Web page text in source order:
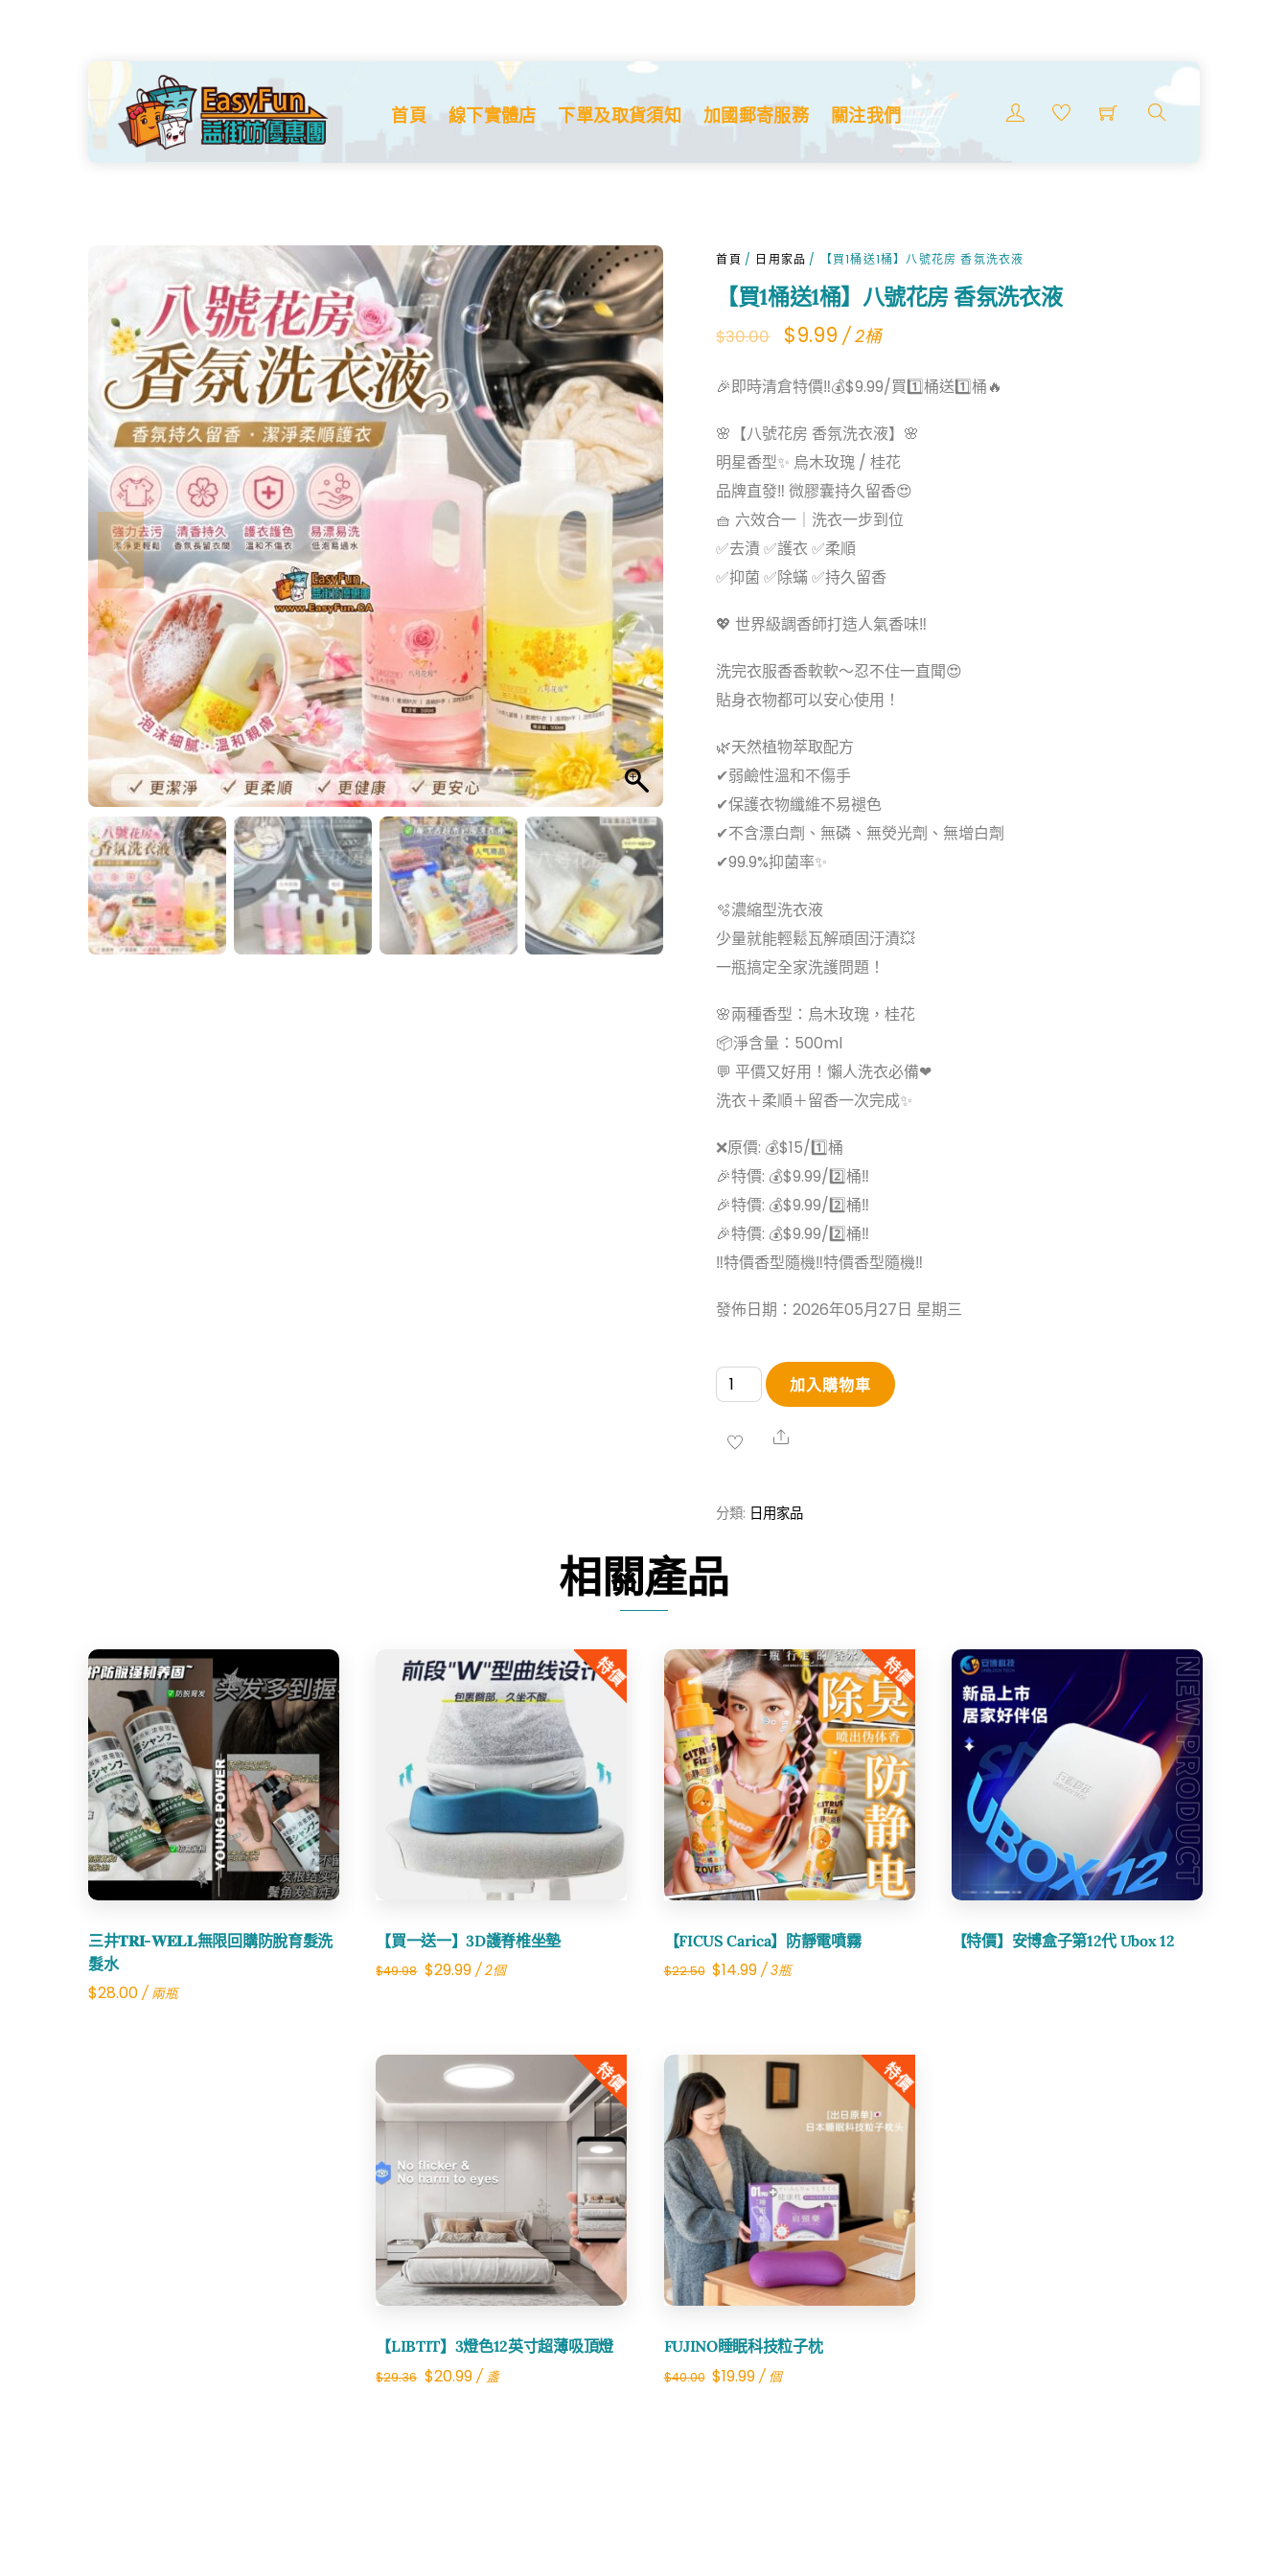
Menu
索
首頁 線下實體店 下單及取貨須知 加國郵寄服務 關注我們
首頁 / 日用家品 / 【買1桶送1桶】八號花房 香氛洗衣液
【買1桶送1桶】八號花房 香氛洗衣液
$30.00
Original
was:
$30.00.
$9.99Current
is:
$9.99.
/ 2桶
🎉即時清倉特價‼️💰$9.99/買1️⃣桶送1️⃣桶🔥
🌸【八號花房 香氛洗衣液】🌸
明星香型✨ 烏木玫瑰 / 桂花
品牌直發‼️ 微膠囊持久留香😍
🧺 六效合一｜洗衣一步到位
✅去漬 ✅護衣 ✅柔順
✅抑菌 ✅除蟎 ✅持久留香
💖 世界級調香師打造人氣香味‼
洗完衣服香香軟軟～忍不住一直聞😍
貼身衣物都可以安心使用！
🌿天然植物萃取配方
✔弱鹼性溫和不傷手
✔保護衣物纖維不易褪色
✔不含漂白劑、無磷、無熒光劑、無增白劑
✔99.9%抑菌率✨
🫧濃縮型洗衣液
少量就能輕鬆瓦解頑固汙漬💥
一瓶搞定全家洗護問題！
🌸兩種香型：烏木玫瑰，桂花
📦淨含量：500ml
💬 平價又好用！懶人洗衣必備❤
洗衣＋柔順＋留香一次完成✨
❌原價: 💰$15/1️⃣桶
🎉特價: 💰$9.99/2️⃣桶‼
🎉特價: 💰$9.99/2️⃣桶‼
🎉特價: 💰$9.99/2️⃣桶‼
‼特價香型隨機‼特價香型隨機‼
發佈日期：2026年05月27日 星期三
【買
1
桶
桶】
八
號
香
氛
洗
衣
液
數
量
加入購物車
Share
分類: 日用家品
相關產品
三井𝐓𝐑𝐈-𝐖𝐄𝐋𝐋無限回購防脫育髮洗
髮水
$28.00 / 兩瓶
Share
特價
【買一送一】3D護脊椎坐墊
$49.98 Original
$49.98.
$29.99Current
$29.99.
/ 2個
Share
特價
【FICUS Carica】防靜電噴霧
$22.50 Original
$22.50.
$14.99Current
$14.99.
/ 3瓶
Share
【特價】安博盒子第12代 Ubox 12
Share
特價
【LIBTIT】3燈色12英寸超薄吸頂燈
$29.36 Original
$20.99Current
/ 盞
特價
FUJINO睡眠科技粒子枕
$40.00 Original
$19.99Current
/ 個
Share
was:
$30.00.
is:
$9.99.